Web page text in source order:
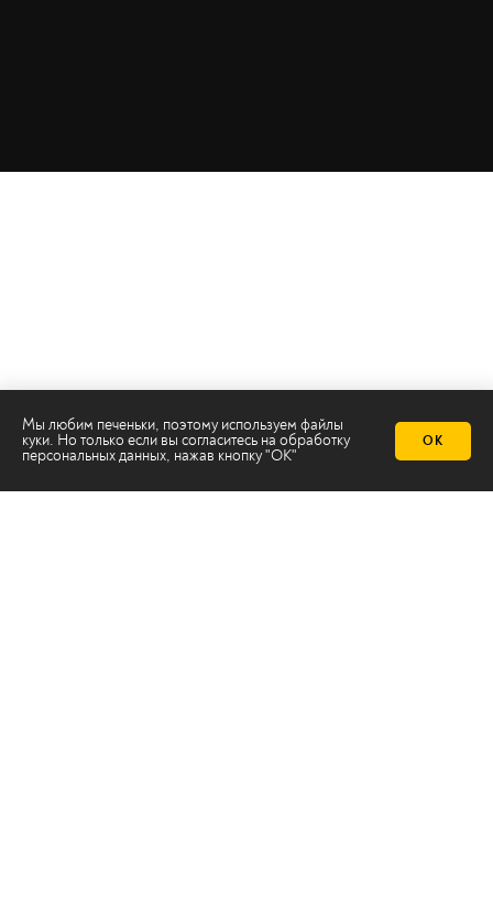
Мы любим печеньки, поэтому используем файлы
куки. Но только если вы согласитесь на обработку
персональных данных, нажав кнопку "ОК"
ОК